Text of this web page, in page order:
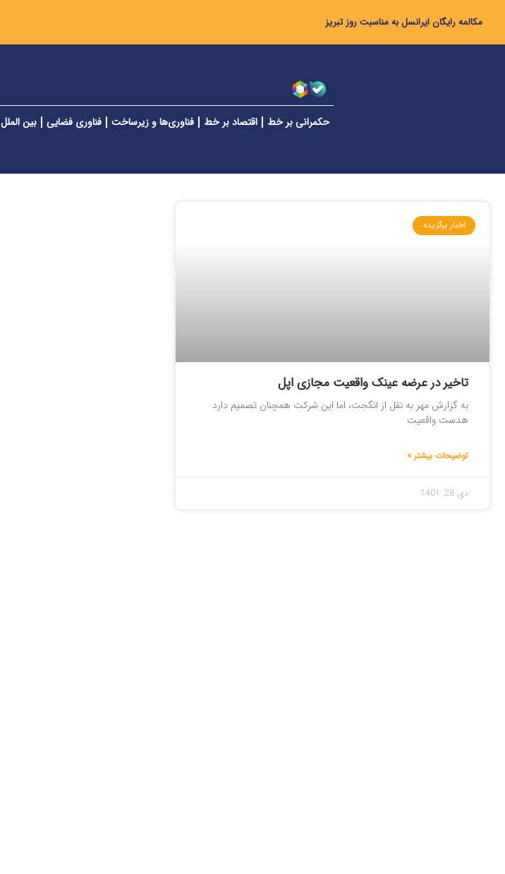
مکالمه رایگان ایرانسل به مناسبت روز تبریز
حکمرانی بر خط اقتصاد بر خط فناوری‌ها و زیرساخت فناوری فضایی بین الملل
اخبار برگزیده
تاخیر در عرضه عینک واقعیت مجازی اپل
به گزارش مهر به نقل از انگجت، اما این شرکت همچنان تصمیم دارد
هدست واقعیت
توضیحات بیشتر »
دی 28, 1401